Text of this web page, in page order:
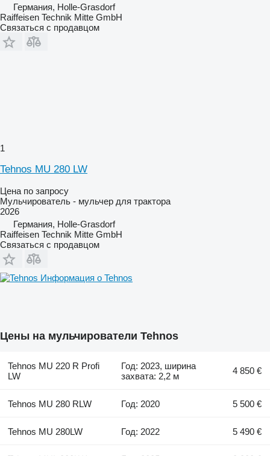
Германия, Holle-Grasdorf
Raiffeisen Technik Mitte GmbH
Связаться с продавцом
1
Tehnos MU 280 LW
Цена по запросу
Мульчирователь - мульчер для трактора
2026
Германия, Holle-Grasdorf
Raiffeisen Technik Mitte GmbH
Связаться с продавцом
Информация о Tehnos
Цены на мульчирователи Tehnos
Tehnos MU 220 R Profi
LW
Год: 2023, ширина
захвата: 2,2 м
4 850 €
Tehnos MU 280 RLW Год: 2020 5 500 €
Tehnos MU 280LW Год: 2022 5 490 €